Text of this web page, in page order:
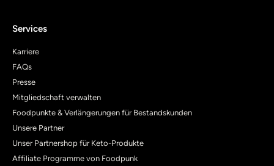
Services
Karriere
FAQs
Presse
Mitgliedschaft verwalten
Foodpunkte & Verlängerungen für Bestandskunden
Unsere Partner
Unser Partnershop für Keto-Produkte
Affiliate Programme von Foodpunk